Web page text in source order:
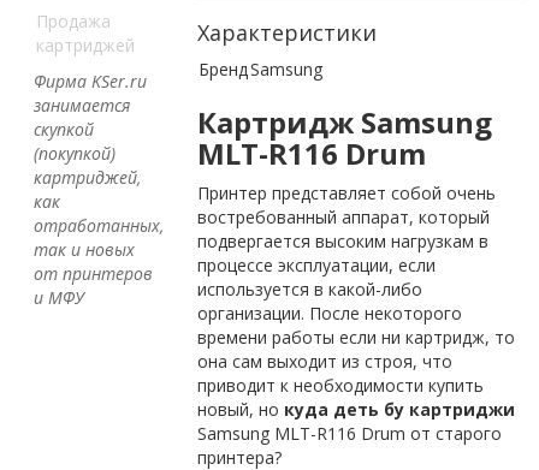
Продажа
картриджей
Фирма KSer.ru
занимается
скупкой
(покупкой)
картриджей,
как
отработанных,
так и новых
от принтеров
и МФУ
Характеристики
БрендSamsung
КартриджSamsung
MLT-R116 Drum
Принтер представляет собой очень
востребованный аппарат, который
подвергается высоким нагрузкам в
процессе эксплуатации, если
используется в какой-либо
организации. После некоторого
времени работы если ни картридж, то
она сам выходит из строя, что
приводит к необходимости купить
новый, но куда деть бу картриджи
Samsung MLT-R116 Drum от старого
принтера?